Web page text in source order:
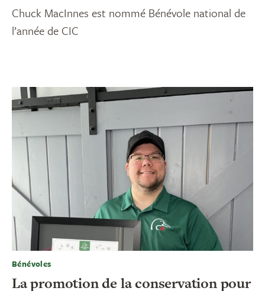
Chuck MacInnes est nommé Bénévole national de
l’année de CIC
Bénévoles
La promotion de la conservation pour